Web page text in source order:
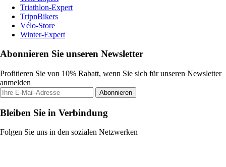
Triathlon-Expert
TripnBikers
Vélo-Store
Winter-Expert
Abonnieren Sie unseren Newsletter
Profitieren Sie von 10% Rabatt, wenn Sie sich für unseren Newsletter
anmelden
Abonnieren
Bleiben Sie in Verbindung
Folgen Sie uns in den sozialen Netzwerken